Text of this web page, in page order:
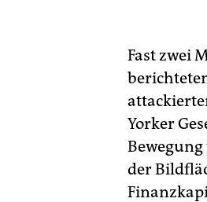
Fast zwei
Yorker
der